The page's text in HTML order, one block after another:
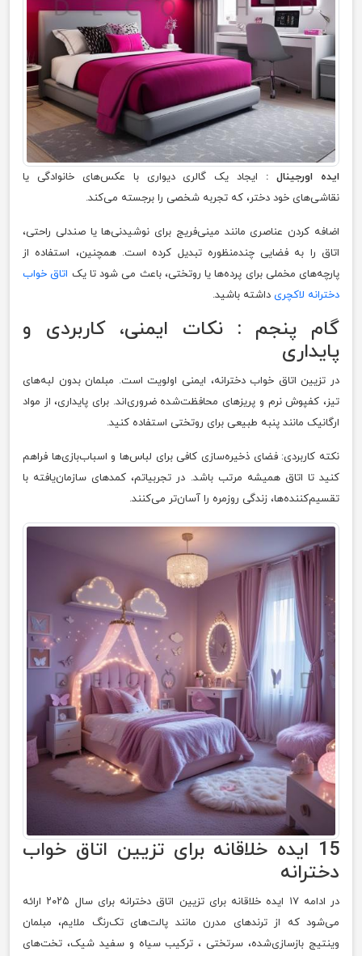
ایده اورجینال : ایجاد یک گالری دیواری با عکس‌های خانوادگی یا
نقاشی‌های خود دختر، که تجربه شخصی را برجسته می‌کند.
اضافه کردن عناصری مانند مینی‌فریج برای نوشیدنی‌ها یا صندلی راحتی،
اتاق را به فضایی چندمنظوره تبدیل کرده است. همچنین، استفاده از
پارچه‌های مخملی برای پرده‌ها یا روتختی، باعث می شود تا یک اتاق خواب
دخترانه لاکچری داشته باشید.
گام پنجم : نکات ایمنی، کاربردی و
پایداری
در تزیین اتاق خواب دخترانه، ایمنی اولویت است. مبلمان بدون لبه‌های
تیز، کفپوش نرم و پریزهای محافظت‌شده ضروری‌اند. برای پایداری، از مواد
ارگانیک مانند پنبه طبیعی برای روتختی استفاده کنید.
نکته کاربردی: فضای ذخیره‌سازی کافی برای لباس‌ها و اسباب‌بازی‌ها فراهم
کنید تا اتاق همیشه مرتب باشد. در تجربیاتم، کمدهای سازمان‌یافته با
تقسیم‌کننده‌ها، زندگی روزمره را آسان‌تر می‌کنند.
15 ایده خلاقانه برای تزیین اتاق خواب
دخترانه
در ادامه ۱۷ ایده خلاقانه برای تزیین اتاق دخترانه برای سال ۲۰۲۵ ارائه
می‌شود که از ترندهای مدرن مانند پالت‌های تک‌رنگ ملایم، مبلمان
وینتیج بازسازی‌شده، سرتختی ، ترکیب سیاه و سفید شیک، تخت‌های